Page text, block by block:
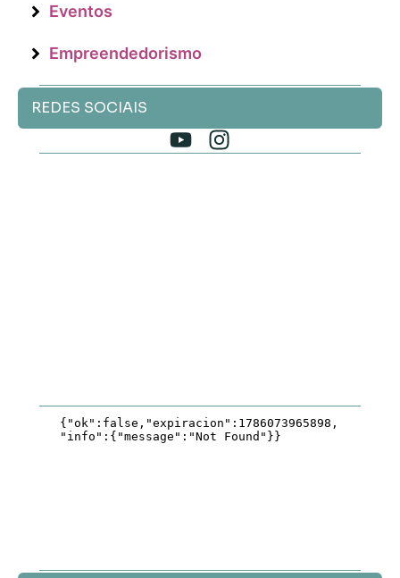
Eventos
Empreendedorismo
REDES SOCIAIS